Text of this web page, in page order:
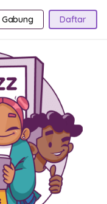
Gabung Daftar